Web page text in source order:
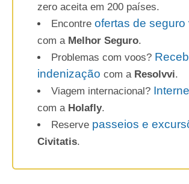
zero aceita em 200 países.
Encontre ofertas de seguro
com a Melhor Seguro.
Problemas com voos?
indenização com a Resolvvi.
Viagem internacional?
com a Holafly.
Reserve passeios e
Civitatis.